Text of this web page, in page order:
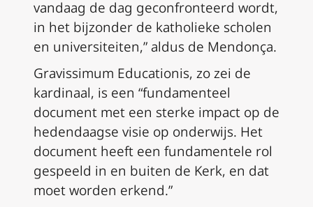
vandaag de dag geconfronteerd wordt,
in het bijzonder de katholieke scholen
en universiteiten,” aldus de Mendonça.
Gravissimum Educationis, zo zei de
kardinaal, is een “fundamenteel
document met een sterke impact op de
hedendaagse visie op onderwijs. Het
document heeft een fundamentele rol
gespeeld in en buiten de Kerk, en dat
moet worden erkend.”